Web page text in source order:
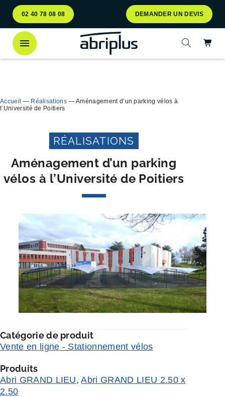
Aller
au
menu
Aller au
contenu
02 40 78 08 08 DEMANDER UN DEVIS
Ouvrir la
Accueil — Réalisations —Aménagement d’un parking vélos à
l’Université de Poitiers
RÉALISATIONS
Aménagement d’un parking
vélos à l’Université de Poitiers
Catégorie de produit
Vente en ligne - Stationnement vélos
Produits
Abri GRAND LIEU,Abri GRAND LIEU 2.50 x
2.50